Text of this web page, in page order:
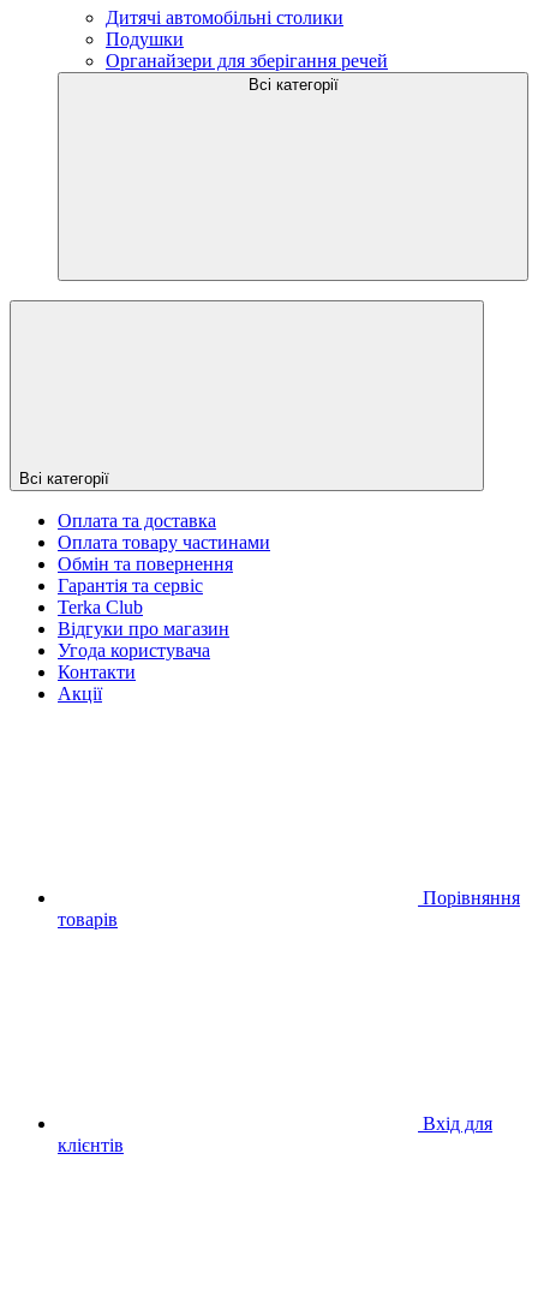
Дитячі автомобільні столики
Подушки
Органайзери для зберігання речей
Всі категорії
Всі категорії
Оплата та доставка
Оплата товару частинами
Обмін та повернення
Гарантія та сервіс
Terka Club
Відгуки про магазин
Угода користувача
Контакти
Акції
Порівняння
товарів
Вхід для
клієнтів